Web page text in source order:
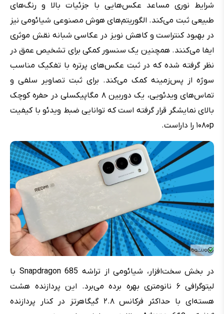
شرایط نوری مساعد عکس‌هایی با جزئیات بالا و رنگ‌های
طبیعی ثبت می‌کند. الگوریتم‌های هوش مصنوعی شیائومی نیز
در بهبود کنتراست و کاهش نویز در عکاسی شبانه نقش موثری
ایفا می‌کنند. همچنین یک سنسور کمکی برای تشخیص عمق در
نظر گرفته شده که در ثبت عکس‌های پرتره با تفکیک مناسب
سوژه از پس‌زمینه کمک می‌کند. برای ثبت تصاویر سلفی و
تماس‌های ویدئویی، یک دوربین ۸ مگاپیکسلی در حفره کوچک
بالای نمایشگر قرار گرفته است که توانایی ضبط ویدئو با کیفیت
۱۰۸۰p را داراست.
در بخش سخت‌افزار، شیائومی از تراشه Snapdragon 685 با
لیتوگرافی ۶ نانومتری بهره برده می‌برد. این پردازنده هشت
هسته‌ای با حداکثر فرکانس ۲.۸ گیگاهرتز در کنار پردازنده